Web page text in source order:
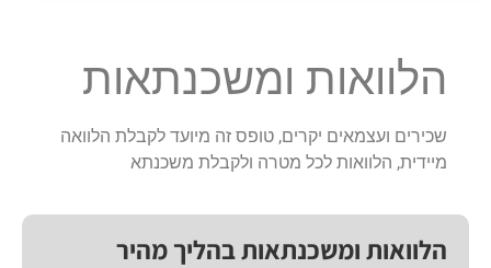
הלוואות ומשכנתאות
שכירים ועצמאים יקרים, טופס זה מיועד לקבלת הלוואה
מיידית, הלוואות לכל מטרה ולקבלת משכנתא
הלוואות ומשכנתאות בהליך מהיר